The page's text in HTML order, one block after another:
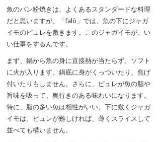
魚のパン粉焼きは、よくあるスタンダードな料理
だと思いますが、「falò」では、魚の下にジャガ
イモのピュレを敷きます。このジャガイモが、い
い仕事をするんです。
まず、鍋から魚の身に直接熱が当たらず、ソフト
に火が入ります。鍋底に身がくっついたり、焦げ
付いたりもしません。さらに、ピュレが魚の脂や
旨味を吸って、奥行きのある味わいになります。
特に、脂の多い魚は相性がいい。下に敷くジャガ
イモは、ピュレが難しければ、薄くスライスして
並べても構いません。